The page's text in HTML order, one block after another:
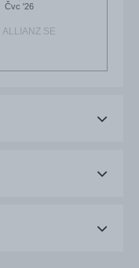
ALLIANZ SE
Čvc '26